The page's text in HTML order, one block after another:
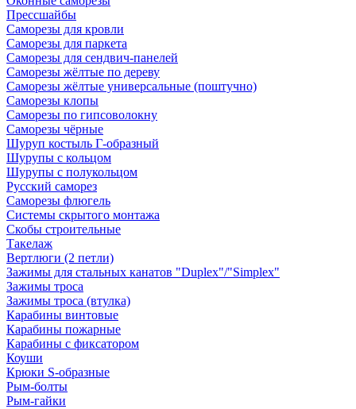
Прессшайбы
Саморезы для кровли
Саморезы для паркета
Саморезы для сендвич-панелей
Саморезы жёлтые по дереву
Саморезы жёлтые универсальные (поштучно)
Саморезы клопы
Саморезы по гипсоволокну
Саморезы чёрные
Шуруп костыль Г-образный
Шурупы с кольцом
Шурупы с полукольцом
Русский саморез
Саморезы флюгель
Системы скрытого монтажа
Скобы строительные
Такелаж
Вертлюги (2 петли)
Зажимы для стальных канатов "Duplex"/"Simplex"
Зажимы троса
Зажимы троса (втулка)
Карабины винтовые
Карабины пожарные
Карабины с фиксатором
Коуши
Крюки S-образные
Рым-болты
Рым-гайки